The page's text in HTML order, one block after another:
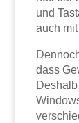
und
auch
dass